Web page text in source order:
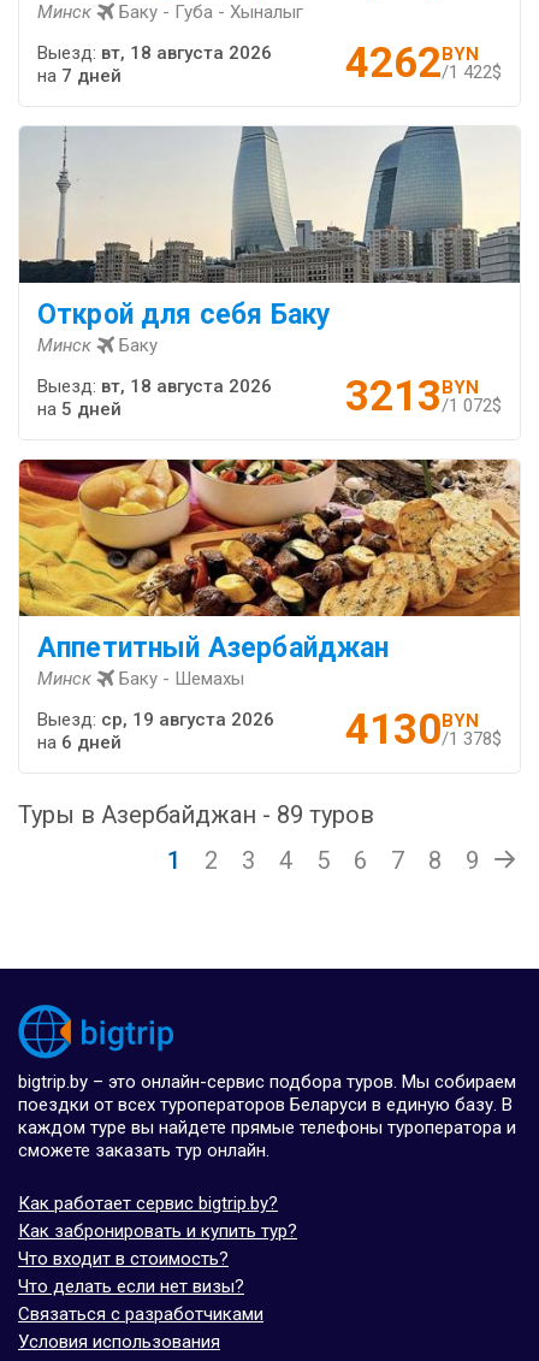
Минск Баку - Губа - Хыналыг
4262BYN
/1 422$
Выезд: вт, 18 августа 2026
на 7 дней
Открой для себя Баку
Минск Баку
3213BYN
/1 072$
Выезд: вт, 18 августа 2026
на 5 дней
Аппетитный Азербайджан
Минск Баку - Шемахы
4130BYN
/1 378$
Выезд: ср, 19 августа 2026
на 6 дней
Туры в Азербайджан - 89 туров
1
2 3 4 5 6 7 8 9
bigtrip.by – это онлайн-сервис подбора туров. Мы собираем
поездки от всех туроператоров Беларуси в единую базу. В
каждом туре вы найдете прямые телефоны туроператора и
сможете заказать тур онлайн.
Как работает сервис bigtrip.by?
Как забронировать и купить тур?
Что входит в стоимость?
Что делать если нет визы?
Связаться с разработчиками
Условия использования